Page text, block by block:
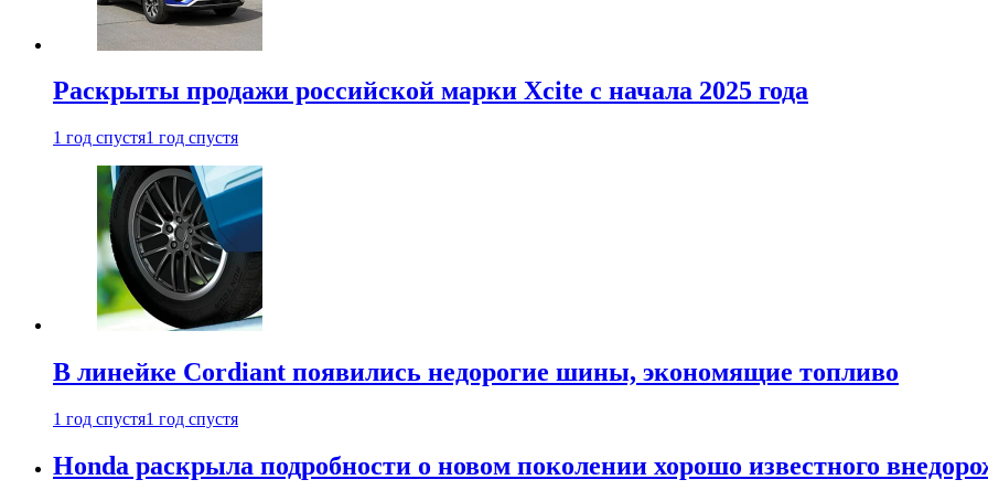
Раскрыты продажи российской марки Xcite с начала 2025 года
1 год спустя1 год спустя
В линейке Cordiant появились недорогие шины, экономящие топливо
1 год спустя1 год спустя
Honda раскрыла подробности о новом поколении хорошо известного